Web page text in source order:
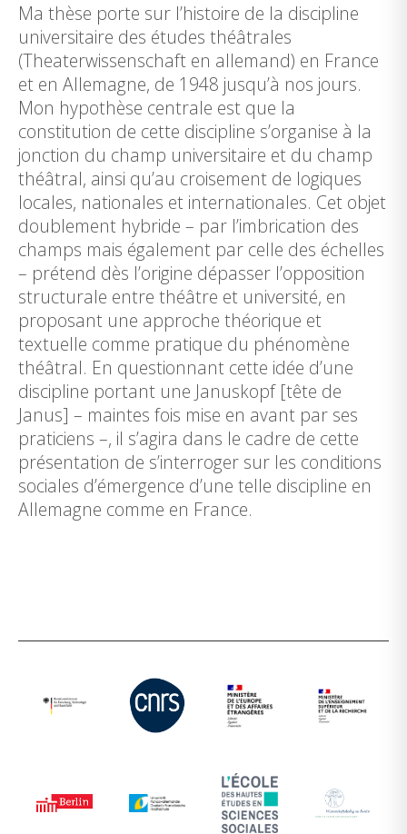
Ma thèse porte sur l’histoire de la discipline
universitaire des études théâtrales
(Theaterwissenschaft en allemand) en France
et en Allemagne, de 1948 jusqu’à nos jours.
Mon hypothèse centrale est que la
constitution de cette discipline s’organise à la
jonction du champ universitaire et du champ
théâtral, ainsi qu’au croisement de logiques
locales, nationales et internationales. Cet objet
doublement hybride – par l’imbrication des
champs mais également par celle des échelles
– prétend dès l’origine dépasser l’opposition
structurale entre théâtre et université, en
proposant une approche théorique et
textuelle comme pratique du phénomène
théâtral. En questionnant cette idée d’une
discipline portant une Januskopf [tête de
Janus] – maintes fois mise en avant par ses
praticiens –, il s’agira dans le cadre de cette
présentation de s’interroger sur les conditions
sociales d’émergence d’une telle discipline en
Allemagne comme en France.